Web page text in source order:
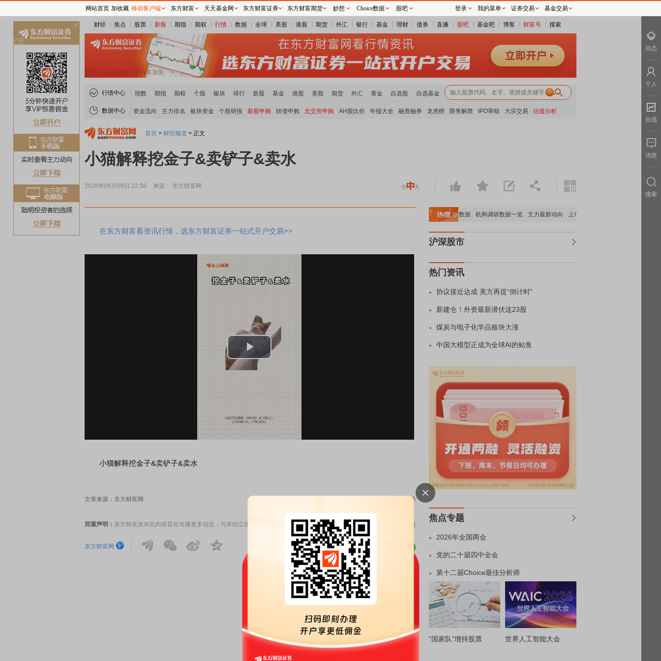
财经 焦点 股票 新股 期指 期权 行情 数据 全球 美股 港股 期货 外汇 银行 基金 理财 债券 直播 股吧 基金吧 博客 财富号 搜索
行情中心 指数 期指 期权 个股 板块 排行 新股 基金 港股 美股 期货 外汇 黄金 自选股 自选基金 0
数据中心 资金流向 主力排名 板块资金 个股研报 新股申购 转债申购 北交所申购 AH股比价 年报大全 融资融券 龙虎榜 限售解禁 IPO审核 大宗交易 估值分析
首页 > 财经频道 > 正文
小猫解释挖金子&卖铲子&卖水
2026年05月09日 22:58 来源： 东方财富网
在东方财富看资讯行情，选东方财富证券一站式开户交易>>
Play
小猫解释挖金子&卖铲子&卖水
文章来源：东方财富网 责任编辑：146
郑重声明： 东方财富发布此内容旨在传播更多信息，与本站立场无关，不构成投资建议。据此操作，风险自担。 举报
东方财富网
重要机构持股数据 机构调研数据一览 主力最新动向 上市公司限售股解禁一览
沪深股市
热门资讯
协议接近达成 美方再提“倒计时”
新建仓！外资最新潜伏这23股
煤炭与电子化学品板块大涨
中国大模型正成为全球AI的鲇鱼
焦点专题
2026年全国两会
党的二十届四中全会
第十二届Choice最佳分析师
“国家队”增持股票 世界人工智能大会
网站首页 加收藏 移动客户端 东方财富 天天基金网 东方财富证券 东方财富期货 妙想 Choice数据 股吧 登录 我的菜单 证券交易 基金交易
动态
个人
自选
消息
搜索
关